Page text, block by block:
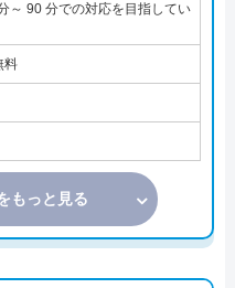
～ 90 分での対応を目指してい
料
もっと見る